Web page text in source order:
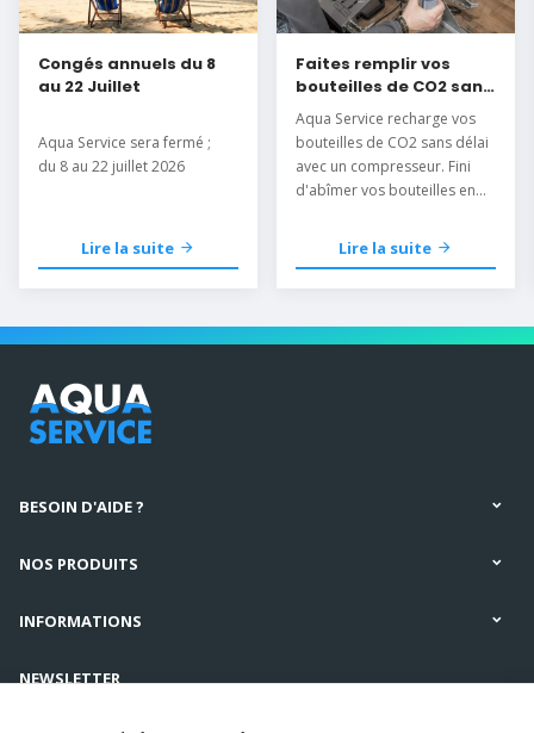
Congés annuels du 8
au 22 Juillet
Aqua Service sera fermé ;
du 8 au 22 juillet 2026
Lire la suite
Faites remplir vos
bouteilles de CO2 sans
délai
Aqua Service recharge vos
bouteilles de CO2 sans délai
avec un compresseur. Fini
d'abîmer vos bouteilles en
Lire la suite
BESOIN D'AIDE ?
NOS PRODUITS
INFORMATIONS
NEWSLETTER